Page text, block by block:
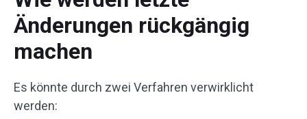
Änderungen rückgängig
machen
Es könnte durch zwei Verfahren verwirklicht
werden: